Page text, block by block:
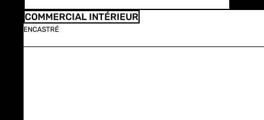
COMMERCIAL INTÉRIEUR
ENCASTRÉ